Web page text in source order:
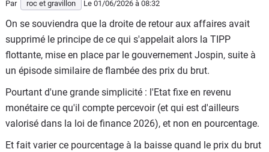
Par roc et gravillon Le 01/06/2026 à 08:32
On se souviendra que la droite de retour aux affaires avait
supprimé le principe de ce qui s'appelait alors la TIPP
flottante, mise en place par le gouvernement Jospin, suite à
un épisode similaire de flambée des prix du brut.
Pourtant d'une grande simplicité : l'Etat fixe en revenu
monétaire ce qu'il compte percevoir (et qui est d'ailleurs
valorisé dans la loi de finance 2026), et non en pourcentage.
Et fait varier ce pourcentage à la baisse quand le prix du brut